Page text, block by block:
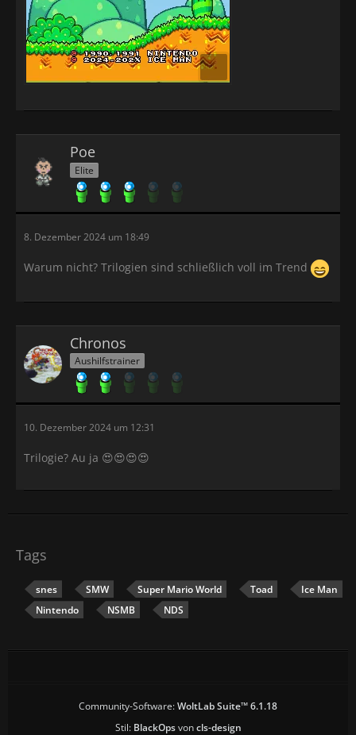
Poe
Elite
8. Dezember 2024 um 18:49
Warum nicht? Trilogien sind schließlich voll im Trend
Chronos
Aushilfstrainer
10. Dezember 2024 um 12:31
Trilogie? Au ja 😍😍😍😍
Tags
snes SMW Super Mario World Toad
Ice Man
Nintendo
NSMB NDS
Community-Software:WoltLab Suite™ 6.1.18
Stil: BlackOpsvoncls-design